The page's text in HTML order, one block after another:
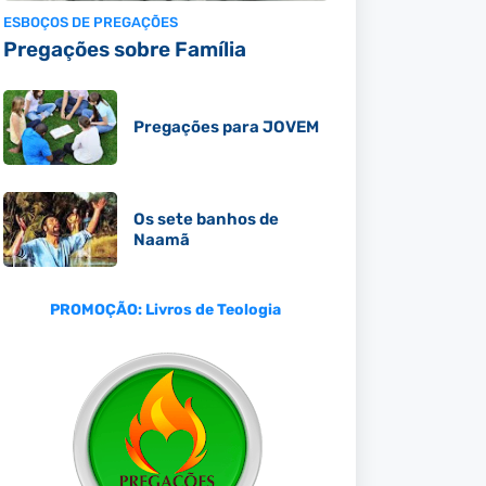
ESBOÇOS DE PREGAÇÕES
Pregações sobre Família
Pregações para JOVEM
Os sete banhos de
Naamã
PROMOÇÃO: Livros de Teologia